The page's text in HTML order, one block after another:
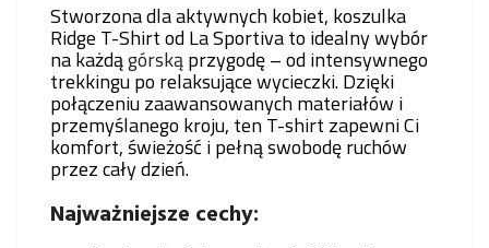
Stworzona dla aktywnych kobiet, koszulka
Ridge T-Shirt od La Sportiva to idealny wybór
na każdągórskąprzygodę – od intensywnego
trekkingu po relaksujące wycieczki. Dzięki
połączeniu zaawansowanych materiałów i
przemyślanego kroju, ten T-shirt zapewni Ci
komfort, świeżość i pełną swobodę ruchów
przez cały dzień.
Najważniejsze cechy: